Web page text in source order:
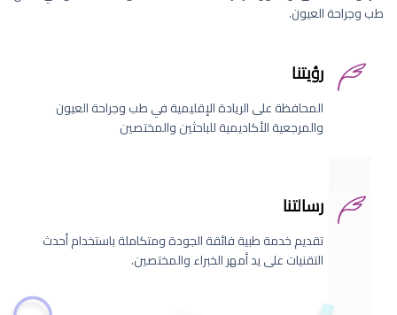
طب وجراحة العيون.
رؤيتنا
المحافظة على الريادة الإقليمية في طب وجراحة العيون
والمرجعية الأكاديمية للباحثين والمختصين
رسالتنا
تقديم خدمة طبية فائقة الجودة ومتكاملة باستخدام أحدث
التقنيات على يد أمهر الخبراء والمختصين.